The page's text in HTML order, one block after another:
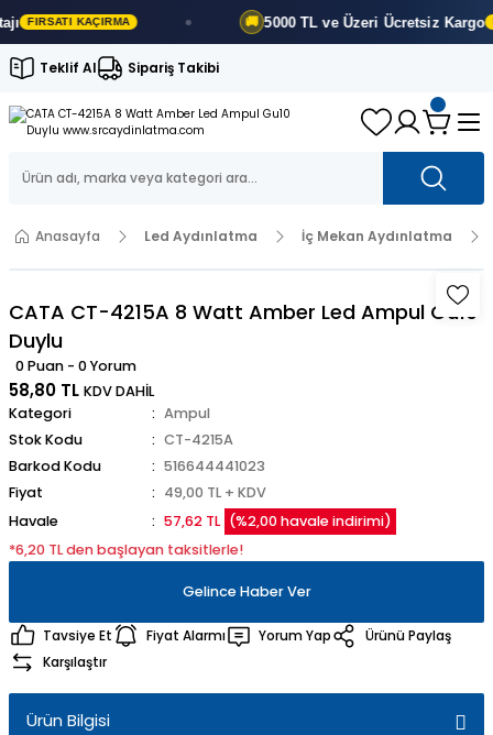
FIRSATI KAÇIRMA 5000 TL ve ÜzeriÜcretsiz Kargo
Teklif Al Sipariş Takibi
Anasayfa Led Aydınlatma İç Mekan Aydınlatma
CATA CT-4215A 8 Watt Amber Led Ampul Gu10
Duylu
0 Puan - 0 Yorum
58,80 TL KDV DAHİL
Kategori
Ampul
Stok Kodu
CT-4215A
Barkod Kodu
516644441023
Fiyat
49,00 TL + KDV
Havale
57,62 TL (%2,00 havale indirimi)
*6,20 TL den başlayan taksitlerle!
Gelince Haber Ver
Tavsiye Et Fiyat Alarmı Yorum Yap
Ürünü Paylaş
Karşılaştır
Ürün Bilgisi